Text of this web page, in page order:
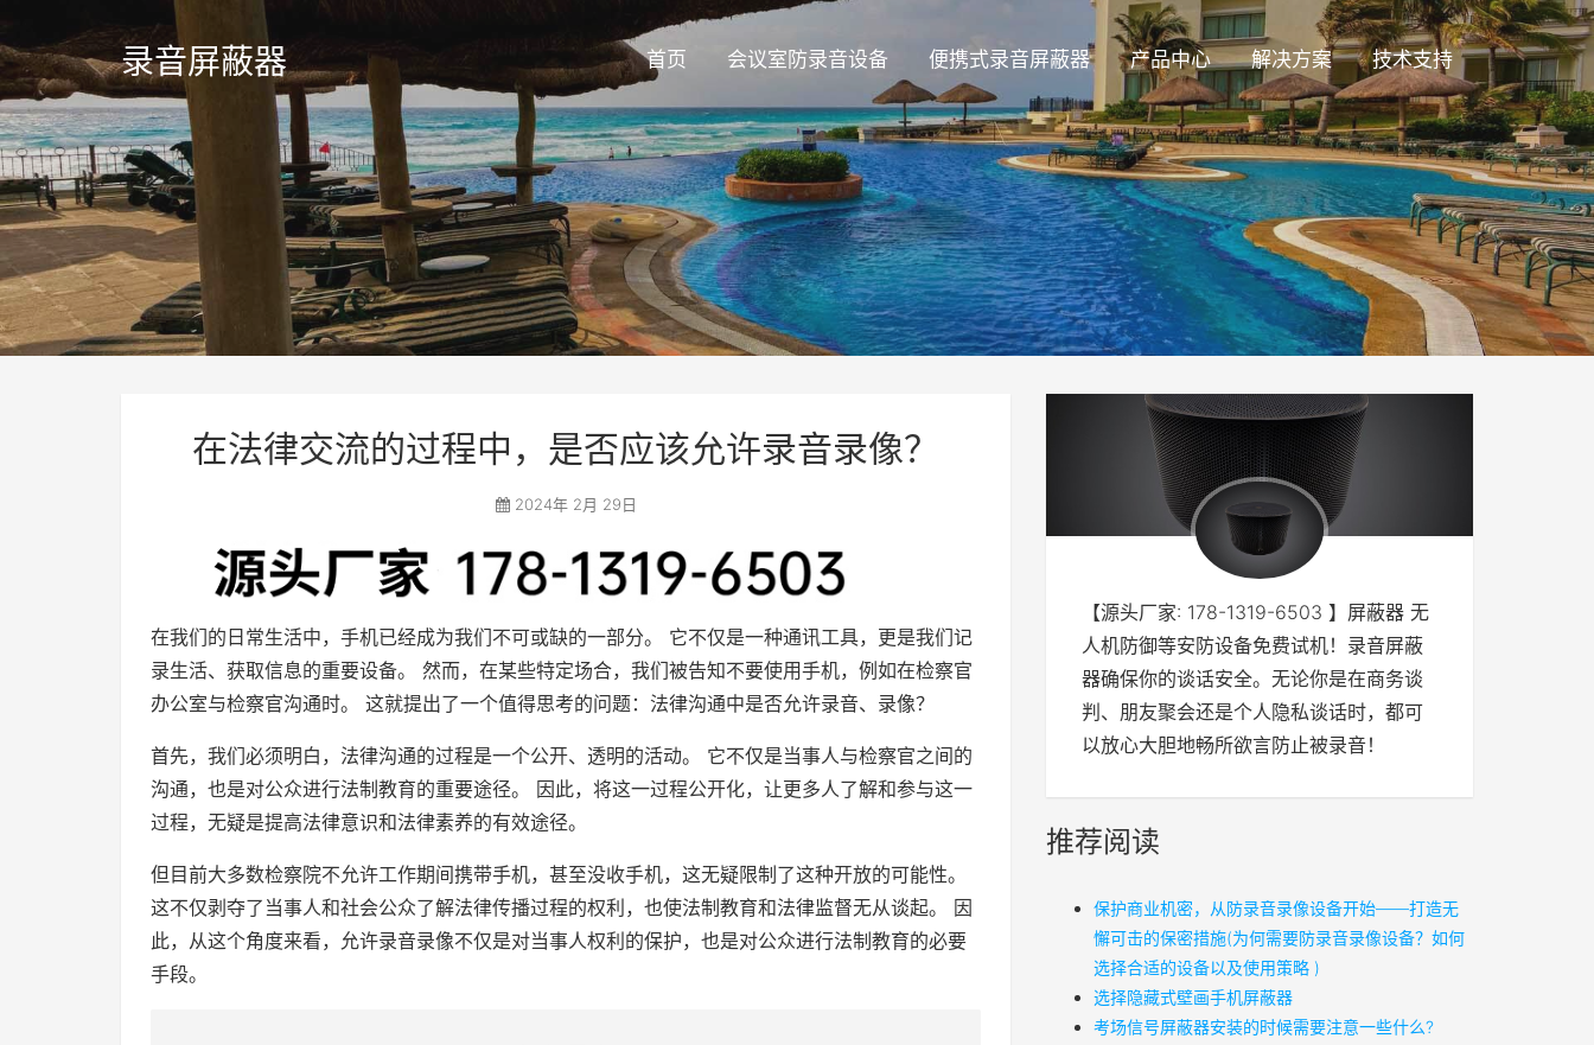
录音屏蔽器 首页 会议室防录音设备 便携式录音屏蔽器 产品中心 解决方案 技术支持
在法律交流的过程中，是否应该允许录音录像？
2024年 2月 29日
在我们的日常生活中，手机已经成为我们不可或缺的一部分。 它不仅是一种通讯工具，更是我们记
录生活、获取信息的重要设备。 然而，在某些特定场合，我们被告知不要使用手机，例如在检察官
办公室与检察官沟通时。 这就提出了一个值得思考的问题：法律沟通中是否允许录音、录像？
首先，我们必须明白，法律沟通的过程是一个公开、透明的活动。 它不仅是当事人与检察官之间的
沟通，也是对公众进行法制教育的重要途径。 因此，将这一过程公开化，让更多人了解和参与这一
过程，无疑是提高法律意识和法律素养的有效途径。
但目前大多数检察院不允许工作期间携带手机，甚至没收手机，这无疑限制了这种开放的可能性。
这不仅剥夺了当事人和社会公众了解法律传播过程的权利，也使法制教育和法律监督无从谈起。 因
此，从这个角度来看，允许录音录像不仅是对当事人权利的保护，也是对公众进行法制教育的必要
手段。
【源头厂家: 178-1319-6503 】屏蔽器 无
人机防御等安防设备免费试机！录音屏蔽
器确保你的谈话安全。无论你是在商务谈
判、朋友聚会还是个人隐私谈话时，都可
以放心大胆地畅所欲言防止被录音！
推荐阅读
保护商业机密，从防录音录像设备开始——打造无
懈可击的保密措施(为何需要防录音录像设备？如何
选择合适的设备以及使用策略 )
​选择隐藏式壁画手机屏蔽器
考场信号屏蔽器安装的时候需要注意一些什么?